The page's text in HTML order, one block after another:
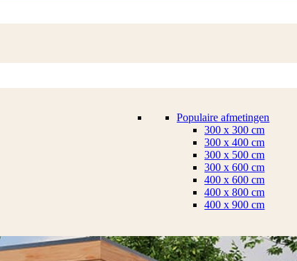
Populaire afmetingen
300 x 300 cm
300 x 400 cm
300 x 500 cm
300 x 600 cm
400 x 600 cm
400 x 800 cm
400 x 900 cm